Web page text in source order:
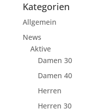
Kategorien
Allgemein
News
Aktive
Damen 30
Damen 40
Herren
Herren 30